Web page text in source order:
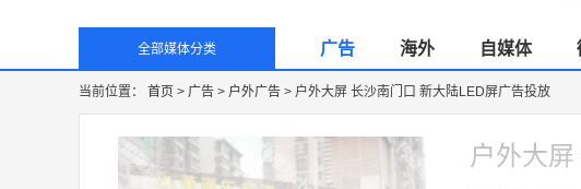
全部媒体分类 广告 海外 自媒体
当前位置： 首页 > 广告 > 户外广告 > 户外大屏 长沙南门口 新大陆LED屏广告投放
户外大